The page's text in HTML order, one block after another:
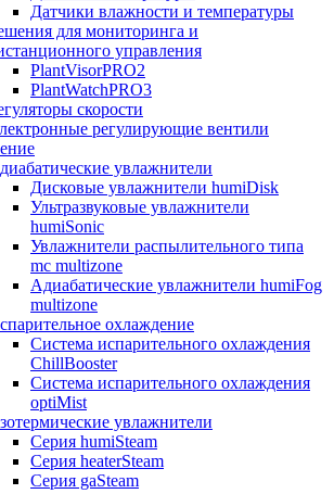
Датчики влажности и температуры
для мониторинга и
управления
PlantVisorPRO2
PlantWatchPRO3
скорости
регулирующие вентили
увлажнители
Дисковые увлажнители humiDisk
Ультразвуковые увлажнители
humiSonic
Увлажнители распылительного типа
mc multizone
Адиабатические увлажнители humiFog
multizone
охлаждение
Система испарительного охлаждения
ChillBooster
Система испарительного охлаждения
optiMist
увлажнители
Серия humiSteam
Серия heaterSteam
Серия gaSteam